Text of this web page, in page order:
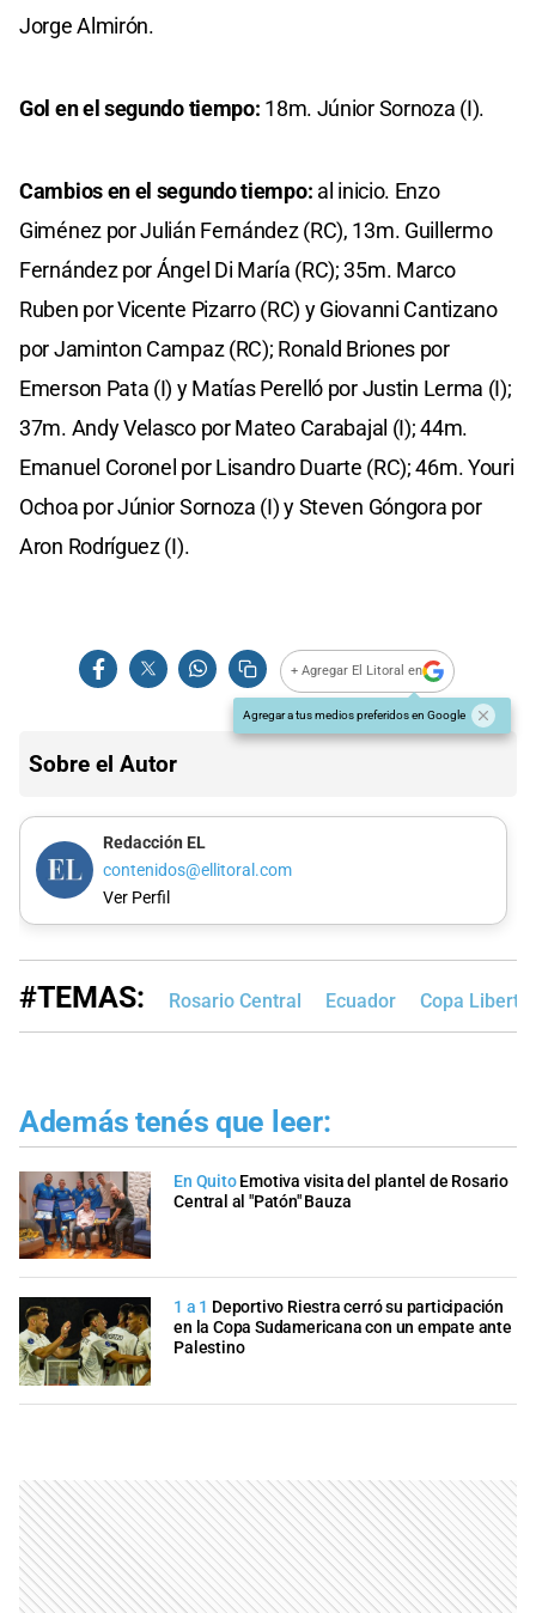
Jorge Almirón.
Gol en el segundo tiempo: 18m. Júnior Sornoza (I).
Cambios en el segundo tiempo: al inicio. Enzo
Giménez por Julián Fernández (RC), 13m. Guillermo
Fernández por Ángel Di María (RC); 35m. Marco
Ruben por Vicente Pizarro (RC) y Giovanni Cantizano
por Jaminton Campaz (RC); Ronald Briones por
Emerson Pata (I) y Matías Perelló por Justin Lerma (I);
37m. Andy Velasco por Mateo Carabajal (I); 44m.
Emanuel Coronel por Lisandro Duarte (RC); 46m. Youri
Ochoa por Júnior Sornoza (I) y Steven Góngora por
Aron Rodríguez (I).
+ Agregar El Litoral en
Agregar a tus medios preferidos en Google
Sobre el Autor
Redacción EL
contenidos@ellitoral.com
Ver Perfil
#TEMAS: Rosario Central Ecuador Copa
Además tenés que leer:
En Quito Emotiva visita del plantel de Rosario
Central al "Patón" Bauza
1 a 1 Deportivo Riestra cerró su participación
en la Copa Sudamericana con un empate ante
Palestino